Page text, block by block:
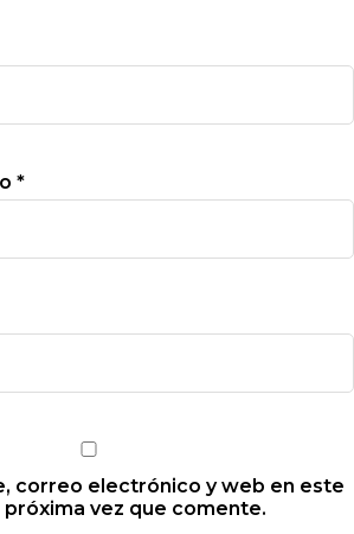
*
correo electrónico y web en este
vez que comente.